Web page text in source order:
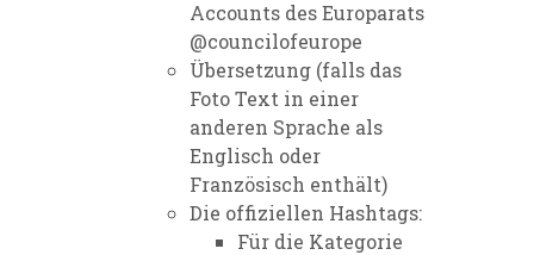
Accounts des Europarats
@councilofeurope
Übersetzung (falls das
Foto Text in einer
anderen Sprache als
Englisch oder
Französisch enthält)
Die offiziellen Hashtags:
Für die Kategorie